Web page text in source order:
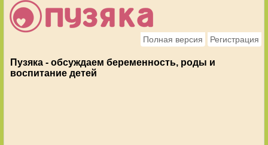
Полная версия Регистрация
Пузяка - обсуждаем беременность, роды и
воспитание детей